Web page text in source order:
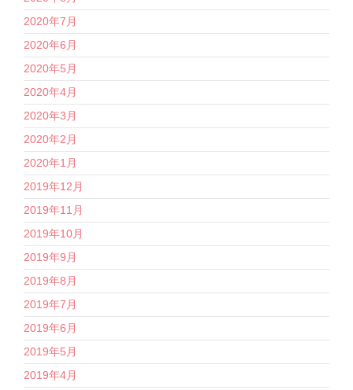
2020年7月
2020年6月
2020年5月
2020年4月
2020年3月
2020年2月
2020年1月
2019年12月
2019年11月
2019年10月
2019年9月
2019年8月
2019年7月
2019年6月
2019年5月
2019年4月